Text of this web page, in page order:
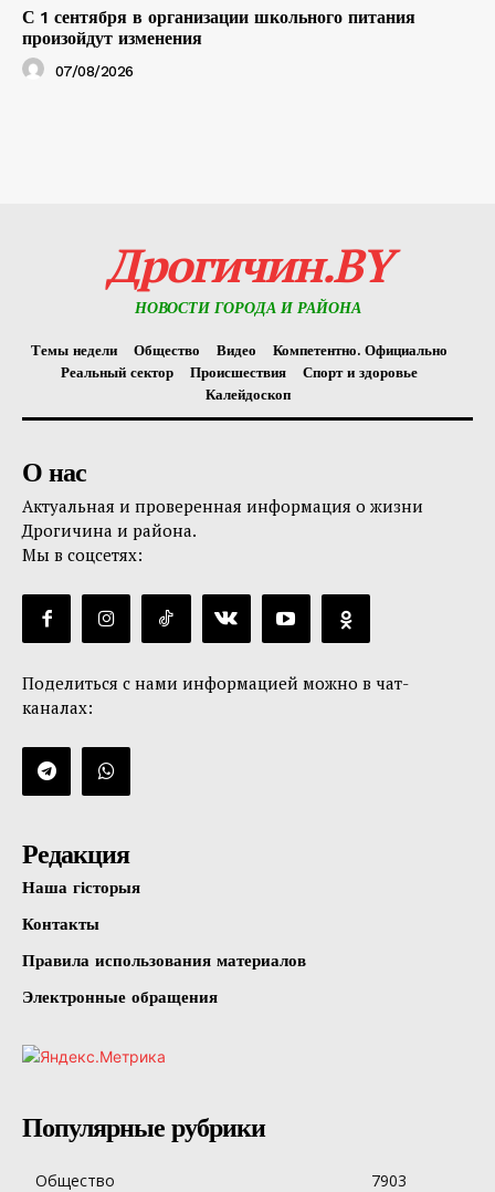
С 1 сентября в организации школьного питания
произойдут изменения
07/08/2026
Дрогичин.BY
НОВОСТИ ГОРОДА И РАЙОНА
Темы недели Общество Видео
Компетентно. Официально
Реальный сектор
Происшествия
Спорт и здоровье
Калейдоскоп
О нас
Актуальная и проверенная информация о жизни
Дрогичина и района.
Мы в соцсетях:
Поделиться с нами информацией можно в чат-
каналах:
Редакция
Наша гісторыя
Контакты
Правила использования материалов
Электронные обращения
Популярные рубрики
Общество
7903